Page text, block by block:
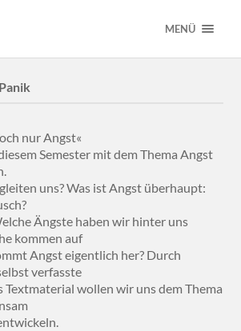
MENÜ
nur Angst«
Semester mit dem Thema Angst
uns? Was ist Angst überhaupt:
Ängste haben wir hinter uns
kommen auf
Angst eigentlich her? Durch
verfasste
Textmaterial wollen wir uns dem Thema